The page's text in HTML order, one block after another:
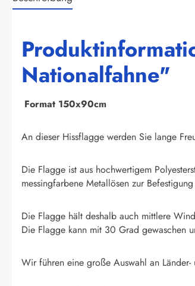
Nationalfahne"
Format 150x90cm
An dieser Hissflagge werden Sie lange
Die Flagge ist aus hochwertigem
messingfarbene Metallösen zur
Die Flagge hält deshalb auch mittlere
Die Flagge kann mit 30 Grad gewaschen
Wir führen eine große Auswahl an